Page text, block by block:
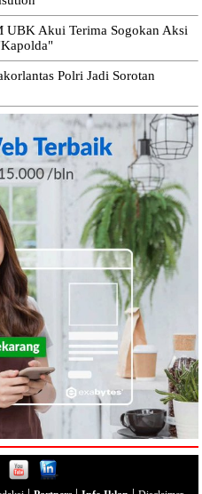
UBK Akui Terima Sogokan Aksi
Polri Jadi Sorotan